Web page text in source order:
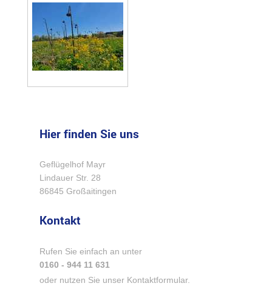
Hier finden Sie uns
Geflügelhof Mayr
Lindauer Str. 28
86845 Großaitingen
Kontakt
Rufen Sie einfach an unter
0160 - 944 11 631
oder nutzen Sie unser Kontaktformular.